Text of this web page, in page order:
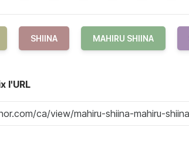
SHIINA MAHIRU SHIINA
l'URL